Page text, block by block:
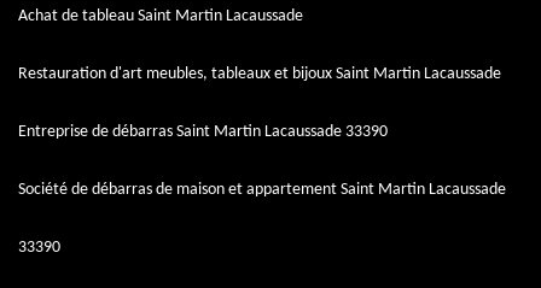
Achat de tableau Saint Martin Lacaussade
Restauration d'art meubles, tableaux et bijoux Saint Martin Lacaussade
Entreprise de débarras Saint Martin Lacaussade 33390
Société de débarras de maison et appartement Saint Martin Lacaussade
33390